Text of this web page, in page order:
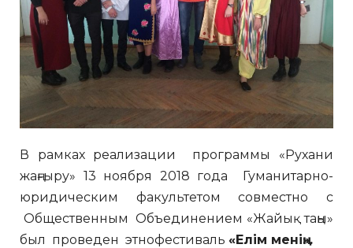
В рамках реализации программы «Рухани
жаңғыру» 13 ноября 2018 года Гуманитарно-
юридическим факультетом совместно с
Общественным Объединением «Жайық таңы»
был проведен этнофестиваль «Елім менің».